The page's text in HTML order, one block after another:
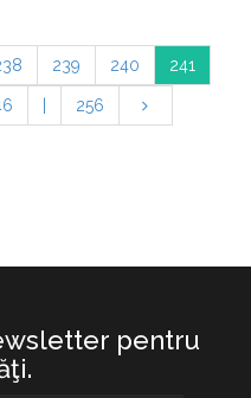
239 240 241
256
pentru